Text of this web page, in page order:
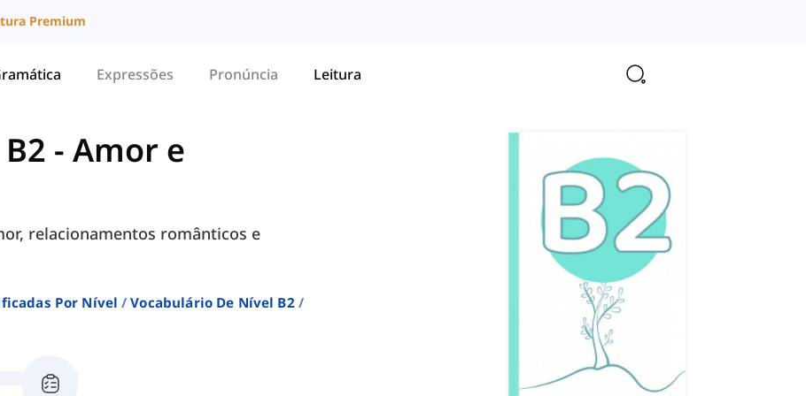
Premium
Expressões Pronúncia Leitura
- Amor e
relacionamentos românticos e
Por Nível
Vocabulário De Nível B2